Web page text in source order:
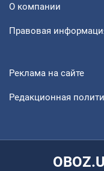
О компании
Правовая
Реклама на сайте
Редакционная